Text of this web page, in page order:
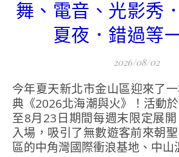
舞、電音、光影秀
夏夜．錯過等
2026/08/02
今年夏天新北市金山區迎來了一場盛大的盛夏慶
典《2026北海潮與火》！活動
至8月23日期間每週末限定展
入場，吸引了無數遊客前來朝
區的中角灣國際衝浪基地、中山